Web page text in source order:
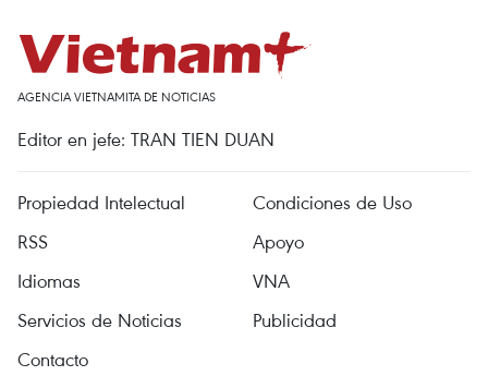
AGENCIA VIETNAMITA DE NOTICIAS
Editor en jefe: TRAN TIEN DUAN
Propiedad Intelectual
Condiciones de Uso
RSS
Apoyo
Idiomas
VNA
Servicios de Noticias
Publicidad
Contacto